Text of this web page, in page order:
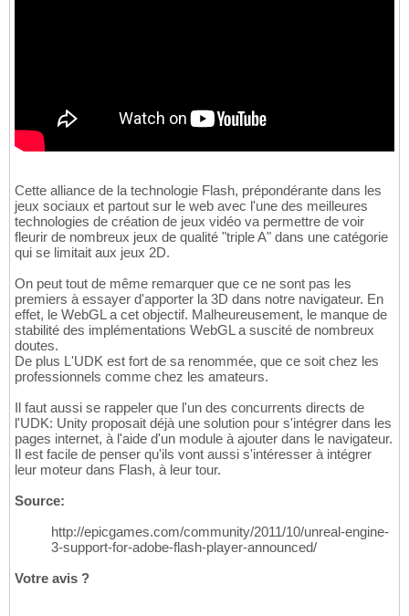
Cette alliance de la technologie Flash, prépondérante dans les
jeux sociaux et partout sur le web avec l'une des meilleures
technologies de création de jeux vidéo va permettre de voir
fleurir de nombreux jeux de qualité "triple A" dans une catégorie
qui se limitait aux jeux 2D.
On peut tout de même remarquer que ce ne sont pas les
premiers à essayer d'apporter la 3D dans notre navigateur. En
effet, le WebGL a cet objectif. Malheureusement, le manque de
stabilité des implémentations WebGL a suscité de nombreux
doutes.
De plus L'UDK est fort de sa renommée, que ce soit chez les
professionnels comme chez les amateurs.
Il faut aussi se rappeler que l'un des concurrents directs de
l'UDK: Unity proposait déjà une solution pour s'intégrer dans les
pages internet, à l'aide d'un module à ajouter dans le navigateur.
Il est facile de penser qu'ils vont aussi s'intéresser à intégrer
leur moteur dans Flash, à leur tour.
Source:
http://epicgames.com/community/2011/10/unreal-engine-
3-support-for-adobe-flash-player-announced/
Votre avis ?